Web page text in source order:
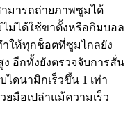
สามารถถ่ายภาพซูมได้
ม่ได้ใช้ขาตั้งหรือกิมบอล
ำให้ทุกช็อตที่ซูมไกลยัง
อีกทั้งยังตรวจจับการสั่น
ดนามิกเร็วขึ้น 1 เท่า
มือเปล่าแม้ความเร็ว